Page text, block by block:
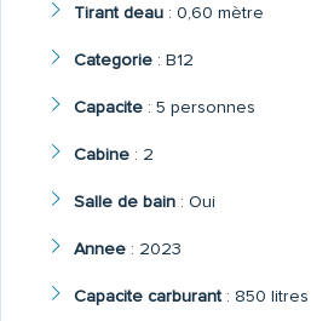
Tirant deau: 0,60 mètre
Categorie: B12
Capacite: 5 personnes
Cabine: 2
Salle de bain: Oui
Annee: 2023
Capacite carburant: 850 litres